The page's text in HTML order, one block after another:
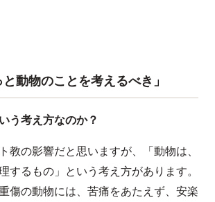
動物のことを考えるべき」
考え方なのか？
教の影響だと思いますが、「動物は、
するもの」という考え方があります。
傷の動物には、苦痛をあたえず、安楽